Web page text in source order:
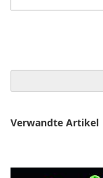
Verwandte Artikel